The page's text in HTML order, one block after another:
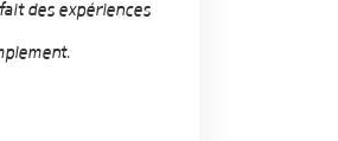
des expériences